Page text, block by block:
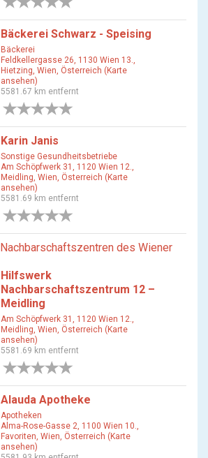
Bäckerei Schwarz - Speising
Bäckerei
Feldkellergasse 26, 1130 Wien 13.,
Hietzing, Wien, Österreich (Karte
ansehen)
5581.67 km entfernt
Karin Janis
Sonstige Gesundheitsbetriebe
Am Schöpfwerk 31, 1120 Wien 12.,
Meidling, Wien, Österreich (Karte
ansehen)
5581.69 km entfernt
Nachbarschaftszentren des Wiener
Hilfswerk
Nachbarschaftszentrum 12 –
Meidling
Am Schöpfwerk 31, 1120 Wien 12.,
Meidling, Wien, Österreich (Karte
ansehen)
5581.69 km entfernt
Alauda Apotheke
Apotheken
Alma-Rose-Gasse 2, 1100 Wien 10.,
Favoriten, Wien, Österreich (Karte
ansehen)